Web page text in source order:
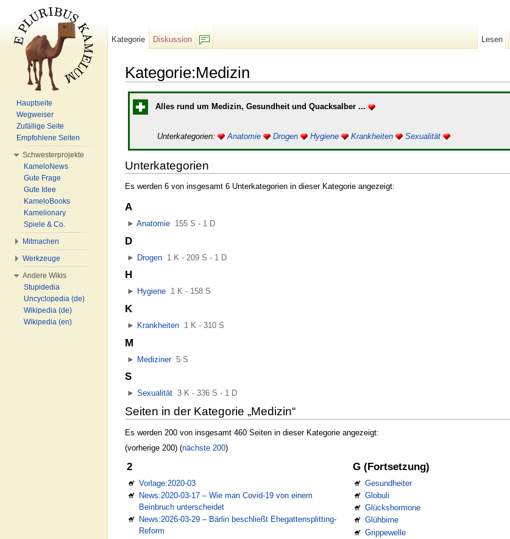
Kategorie:Medizin
Alles rund um Medizin, Gesundheit und Quacksalber ...
Unterkategorien: Anatomie Drogen Hygiene Krankheiten Sexualität
Unterkategorien
Es werden 6 von insgesamt 6 Unterkategorien in dieser Kategorie angezeigt:
A
►Anatomie 155 S - 1 D
D
► Drogen 1 K - 209 S - 1 D
H
► Hygiene 1 K - 158 S
K
► Krankheiten 1 K - 310 S
M
► Mediziner‎ 5 S
S
► Sexualität 3 K - 336 S - 1 D
Seiten in der Kategorie „Medizin“
Es werden 200 von insgesamt 460 Seiten in dieser Kategorie angezeigt:
(vorherige 200) (nächste 200)
2
Vorlage:2020-03
News:2020-03-17 – Wie man Covid-19 von einem
Beinbruch unterscheidet
News:2026-03-29 – Bärlin beschließt Ehegattensplitting-
Reform
G (Fortsetzung)
Gesundheiter
Globuli
Glückshormone
Glühbirne
Grippewelle
Kategorie
Diskussion
Lesen
Hauptseite
Wegweiser
Zufällige Seite
Empfohlene Seiten
Schwesterprojekte
KameloNews
Gute Frage
Gute Idee
KameloBooks
Kamelionary
Spiele & Co.
Mitmachen
Werkzeuge
Andere Wikis
Stupidedia
Uncyclopedia (de)
Wikipedia (de)
Wikipedia (en)